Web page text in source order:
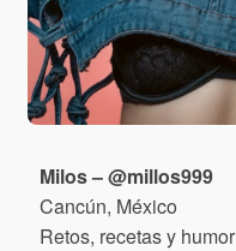
Milos – @millos999
Cancún, México
Retos, recetas y humor